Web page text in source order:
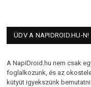
ÜDV A NAPIDROID.HU-N!
A NapiDroid.hu nem csak
foglalkozunk, és az
kütyüt igyekszünk